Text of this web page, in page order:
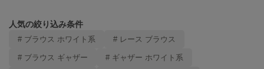
NIKE
ナイキ
NOWNS
ナウンス
人気の絞り込み条件
# ブラウス ホワイト系 # レース ブラウス
# ブラウス ギャザー # ギャザー ホワイト系